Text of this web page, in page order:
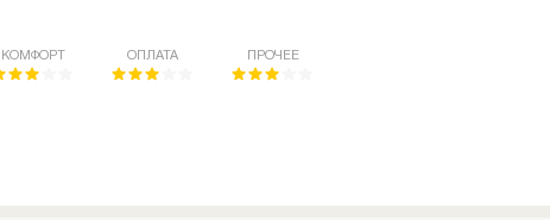
КОМФОРТ ОПЛАТА ПРОЧЕЕ